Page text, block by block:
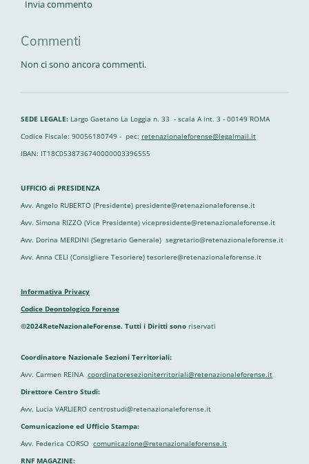
Invia commento
Commenti
Non ci sono ancora commenti.
SEDE LEGALE: Largo Gaetano La Loggia n. 33 - scala A int. 3 - 00149 ROMA
Codice Fiscale: 90056180749 - pec: retenazionaleforense@legalmail.it
IBAN: IT18C0538736740000003396555
UFFICIO di PRESIDENZA
Avv. Angelo RUBERTO (Presidente) presidente@retenazionaleforense.it
Avv. Simona RIZZO (Vice Presidente) vicepresidente@retenazionaleforense.it
Avv. Dorina MERDINI (Segretario Generale) segretario@retenazionaleforense.it
Avv. Anna CELI (Consigliere Tesoriere) tesoriere@retenazionaleforense.it
Informativa Privacy
Codice Deontologico Forense
©2024ReteNazionaleForense. Tutti i Diritti sono riservati
Coordinatore Nazionale Sezioni Territoriali:
Avv. Carmen REINA coordinatoresezioniterritoriali@retenazionaleforense.it
Direttore Centro Studi:
Avv. Lucia VARLIERO centrostudi@retenazionaleforense.it
Comunicazione ed Ufficio Stampa:
Avv. Federica CORSO comunicazione@retenazionaleforense.it
RNF MAGAZINE: